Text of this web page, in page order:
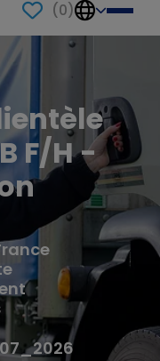
(0)
F/H -